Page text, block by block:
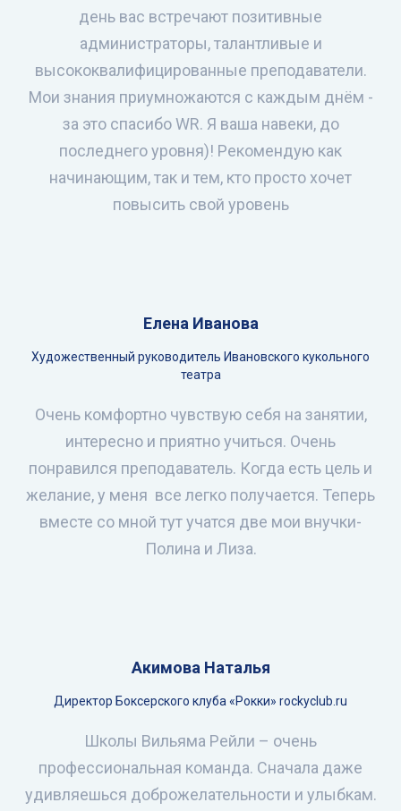
день вас встречают позитивные
администраторы, талантливые и
высококвалифицированные преподаватели.
Мои знания приумножаются с каждым днём -
за это спасибо WR. Я ваша навеки, до
последнего уровня)! Рекомендую как
начинающим, так и тем, кто просто хочет
повысить свой уровень
Елена Иванова
Художественный руководитель Ивановского кукольного
театра
Очень комфортно чувствую себя на занятии,
интересно и приятно учиться. Очень
понравился преподаватель. Когда есть цель и
желание, у меня все легко получается. Теперь
вместе со мной тут учатся две мои внучки-
Полина и Лиза.
Акимова Наталья
Директор Боксерского клуба «Рокки» rockyclub.ru
Школы Вильяма Рейли – очень
профессиональная команда. Сначала даже
удивляешься доброжелательности и улыбкам.